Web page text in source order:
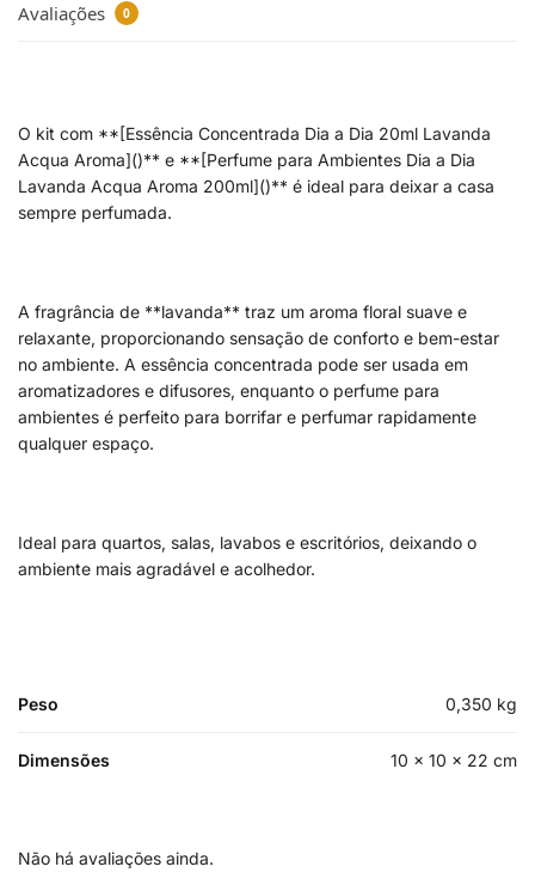
Avaliações 0
O kit com **[Essência Concentrada Dia a Dia 20ml Lavanda
Acqua Aroma]()** e **[Perfume para Ambientes Dia a Dia
Lavanda Acqua Aroma 200ml]()** é ideal para deixar a casa
sempre perfumada.
A fragrância de **lavanda** traz um aroma floral suave e
relaxante, proporcionando sensação de conforto e bem-estar
no ambiente. A essência concentrada pode ser usada em
aromatizadores e difusores, enquanto o perfume para
ambientes é perfeito para borrifar e perfumar rapidamente
qualquer espaço.
Ideal para quartos, salas, lavabos e escritórios, deixando o
ambiente mais agradável e acolhedor.
Peso 0,350 kg
Dimensões 10 × 10 × 22 cm
Não há avaliações ainda.